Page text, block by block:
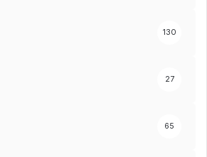
130
27
65